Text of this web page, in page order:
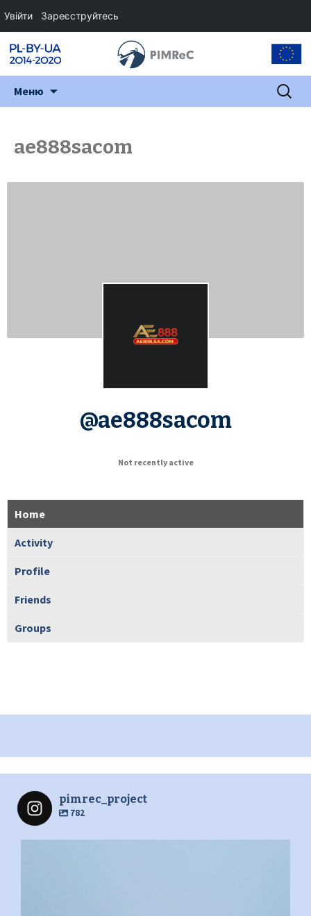
Меню Пошук:
ae888sacom
@ae888sacom
Not recently active
Home
Activity
Profile
Friends
Groups
pimrec_project
782
Увійти Зареєструйтесь